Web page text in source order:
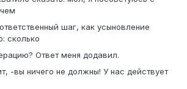
шаг, как усыновление
сколько
Ответ меня додавил.
-вы ничего не должны! У нас действует